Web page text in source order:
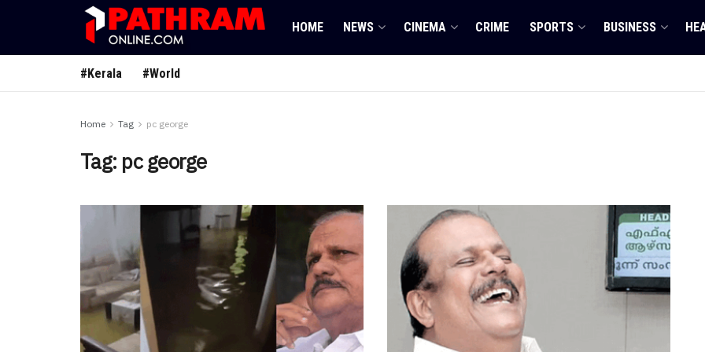
HOME NEWS CINEMA CRIME SPORTS BUSINESS
#Kerala #World
Home Tag pc george
Tag: pc george